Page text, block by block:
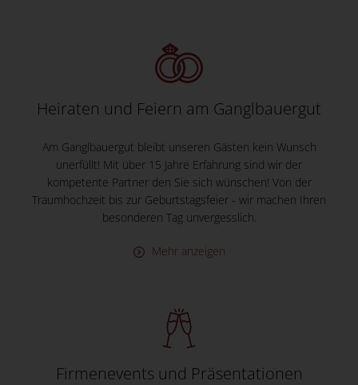
Das Ganglbauergut
Feiern Sie einbesonderes Fest
an einem
besonderen Ort
Heiraten und Feiern am Ganglbauergut
Am Ganglbauergut bleibt unseren Gästen kein Wunsch
unerfüllt! Mit über 15 Jahre Erfahrung sind wir der
kompetente Partner den Sie sich wünschen! Von der
Traumhochzeit bis zur Geburtstagsfeier - wir machen Ihren
besonderen Tag unvergesslich.
Mehr anzeigen
Firmenevents und Präsentationen